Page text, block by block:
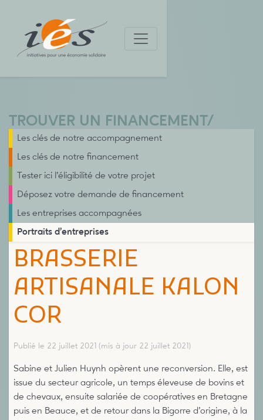
BRASSERIE
ARTISANALE KALON
COR
Publié le 22 juillet 2021 (mis à jour 22 juillet 2021)
Sabine et Julien Huynh opèrent une reconversion. Elle, est
issue du secteur agricole, un temps éleveuse de bovins et
de chevaux, ensuite salariée de coopératives en Bretagne
puis en Beauce, et de retour dans la Bigorre d’origine, à la
TROUVER UN FINANCEMENT/
Les clés de notre accompagnement
Les clés de notre financement
Tester ici l’éligibilité de votre projet
Déposez votre demande de financement
Les entreprises accompagnées
Portraits d’entreprises